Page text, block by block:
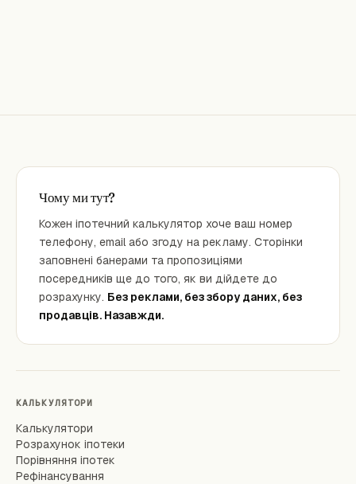
Чому ми тут?
Кожен іпотечний калькулятор хоче ваш номер
телефону, email або згоду на рекламу. Сторінки
заповнені банерами та пропозиціями
посередників ще до того, як ви дійдете до
розрахунку. Без реклами, без збору даних, без
продавців. Назавжди.
КАЛЬКУЛЯТОРИ
Калькулятори
Розрахунок іпотеки
Порівняння іпотек
Рефінансування